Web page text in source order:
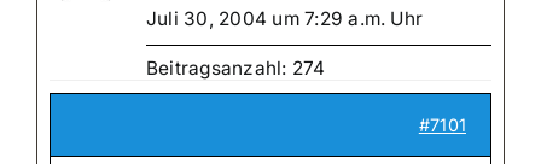
Juli 30, 2004 um 7:29 a.m. Uhr
Beitragsanzahl: 274
#7101